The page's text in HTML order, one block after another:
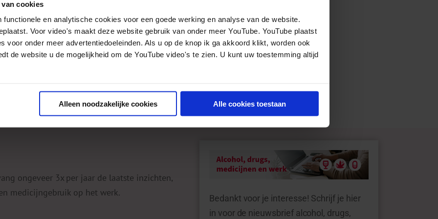
cookies
functionele en analytische cookies voor een goede werking en analyse van de website.
Voor video's maakt deze website gebruik van onder meer YouTube. YouTube plaatst
voor onder meer advertentiedoeleinden. Als u op de knop ik ga akkoord klikt, worden ook
de website u de mogelijkheid om de YouTube video's te zien. U kunt uw toestemming altijd
Alleen noodzakelijke cookies Alle cookies toestaan
effect is en waar het kan worden aangescherpt.
ongeveer 3x per jaar de laatste inzichten,
medicijngebruik op het werk.
Bedankt voor je interesse! Schrijf je hier
in voor de nieuwsbrief alcohol, drugs,